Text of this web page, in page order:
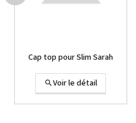
Cap top pour Slim Sarah
Voir le détail